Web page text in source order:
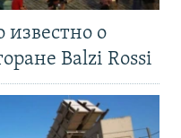
известно о
Balzi Rossi